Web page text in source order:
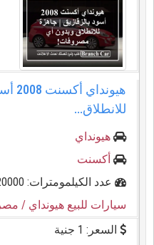
للانطلاق...
هيونداي
أكسنت
عدد الكيلمومترات: 120000 كم
سيارات للبيع هيونداي / مصر
السعر: 1 جنية